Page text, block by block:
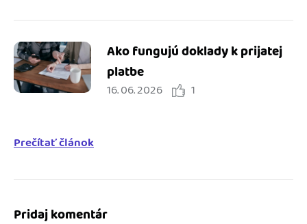
Ako fungujú doklady k prijatej
platbe
16. 06. 2026 1
Prečítať článok
Pridaj komentár